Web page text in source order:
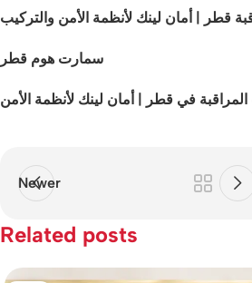
قطر | أمان لينك لأنظمة الأمن والتركيب
سمارت هوم قطر
في قطر | أمان لينك لأنظمة الأمن
Newer
Related posts